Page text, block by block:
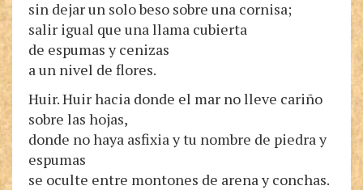
sin dejar un solo beso sobre una cornisa;
salir igual que una llama cubierta
de espumas y cenizas
a un nivel de flores.
Huir. Huir hacia donde el mar no lleve cariño
sobre las hojas,
donde no haya asfixia y tu nombre de piedra y
espumas
se oculte entre montones de arena y conchas.